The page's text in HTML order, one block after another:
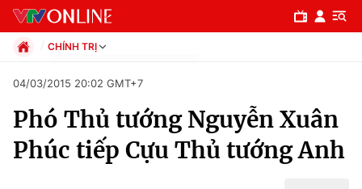
Chuyên mục
Chính trị
CHÍNH TRỊ
Xã hội
Pháp luật
Thể thao
04/03/2015 20:02 GMT+7
Phó Thủ tướng Nguyễn Xuân
Phúc tiếp Cựu Thủ tướng Anh